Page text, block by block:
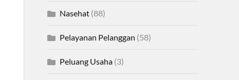
Nasehat(88)
Pelayanan Pelanggan (58)
Peluang Usaha(3)